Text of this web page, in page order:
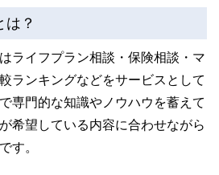
は？
ライフプラン相談・保険相談・マ
ランキングなどをサービスとして
専門的な知識やノウハウを蓄えて
希望している内容に合わせながら
す。